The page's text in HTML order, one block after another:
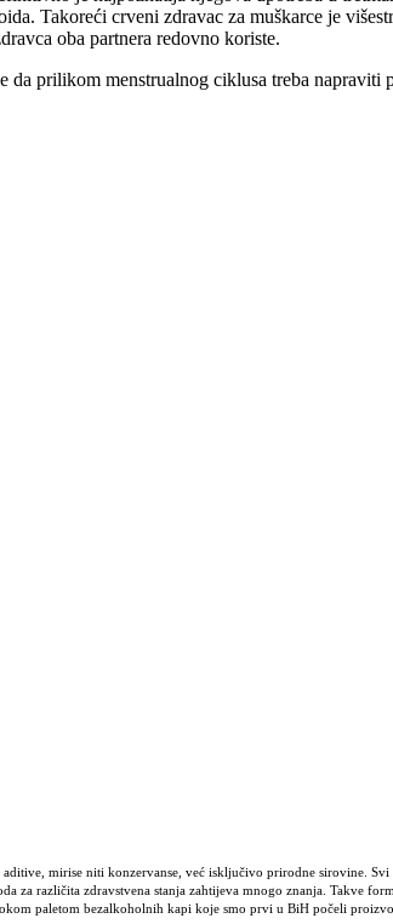
Takoreći crveni zdravac za muškarce je
oba partnera redovno koriste.
da prilikom menstrualnog ciklusa treba napraviti
mirise niti konzervanse, već isključivo prirodne sirovine. Svi
različita zdravstvena stanja zahtijeva mnogo znanja. Takve
paletom bezalkoholnih kapi koje smo prvi u BiH počeli